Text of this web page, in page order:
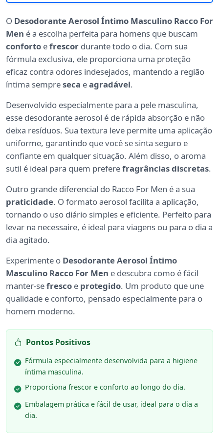
O Desodorante Aerosol Íntimo Masculino Racco For
Men é a escolha perfeita para homens que buscam
conforto efrescor durante todo o dia. Com sua
fórmula exclusiva, ele proporciona uma proteção
eficaz contra odores indesejados, mantendo a região
íntima sempreseca eagradável.
Desenvolvido especialmente para a pele masculina,
esse desodorante aerosol é de rápida absorção e não
deixa resíduos. Sua textura leve permite uma aplicação
uniforme, garantindo que você se sinta seguro e
confiante em qualquer situação. Além disso, o aroma
sutil é ideal para quem preferefragrâncias discretas.
Outro grande diferencial do Racco For Men é a sua
praticidade. O formato aerosol facilita a aplicação,
tornando o uso diário simples e eficiente. Perfeito para
levar na necessaire, é ideal para viagens ou para o dia a
dia agitado.
Experimente o Desodorante Aerosol Íntimo
Masculino Racco For Men e descubra como é fácil
manter-sefresco e protegido. Um produto que une
qualidade e conforto, pensado especialmente para o
homem moderno.
Pontos Positivos
Fórmula especialmente desenvolvida para a higiene
íntima masculina.
Proporciona frescor e conforto ao longo do dia.
Embalagem prática e fácil de usar, ideal para o dia a
dia.